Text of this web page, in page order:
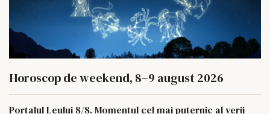
Horoscop de weekend, 8–9 august 2026
Portalul Leului 8/8. Momentul cel mai puternic al verii